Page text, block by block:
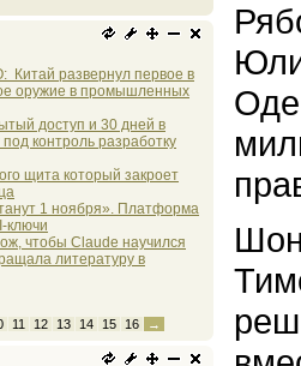
развернул первое в
оружие в промышленных
доступ и 30 дней в
контроль разработку
щита который закроет
1 ноября». Платформа
ключи
чтобы Claude научился
литературу в
11 12 13 14 15 16 →
Шон